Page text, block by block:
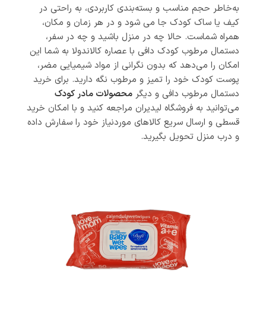
به‌خاطر حجم مناسب و بسته‌بندی کاربردی، به راحتی در
کیف یا ساک کودک جا می شود و در هر زمان و مکان،
همراه شماست. حالا چه در منزل باشید و چه در سفر،
دستمال مرطوب کودک دافی با عصاره کالاندولا به شما این
امکان را می‌دهد که بدون نگرانی از مواد شیمیایی مضر،
پوست کودک خود را تمیز و مرطوب نگه دارید. برای خرید
دستمال مرطوب دافی و دیگر محصولات مادر کودک
می‌توانید به فروشگاه لیدیران مراجعه کنید و با امکان خرید
قسطی و ارسال سریع کالاهای موردنیاز خود را سفارش داده
و درب منزل تحویل بگیرید.